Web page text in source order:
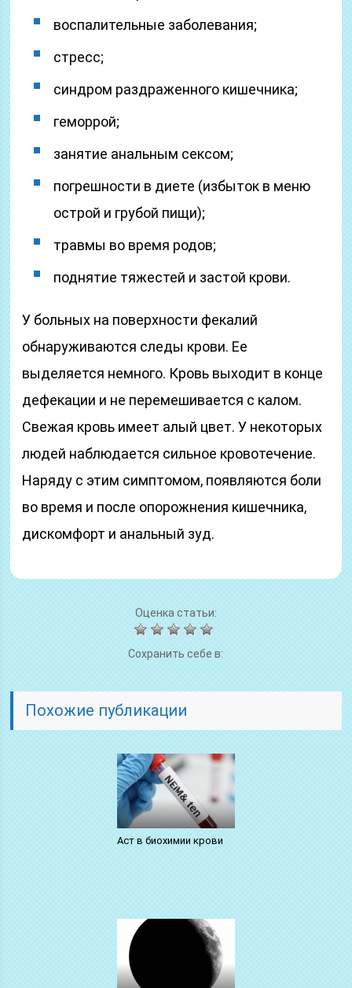
воспалительные заболевания;
стресс;
синдром раздраженного кишечника;
геморрой;
занятие анальным сексом;
погрешности в диете (избыток в меню
острой и грубой пищи);
травмы во время родов;
поднятие тяжестей и застой крови.
У больных на поверхности фекалий
обнаруживаются следы крови. Ее
выделяется немного. Кровь выходит в конце
дефекации и не перемешивается с калом.
Свежая кровь имеет алый цвет. У некоторых
людей наблюдается сильное кровотечение.
Наряду с этим симптомом, появляются боли
во время и после опорожнения кишечника,
дискомфорт и анальный зуд.
Оценка статьи:
Сохранить себе в:
Похожие публикации
Аст в биохимии крови